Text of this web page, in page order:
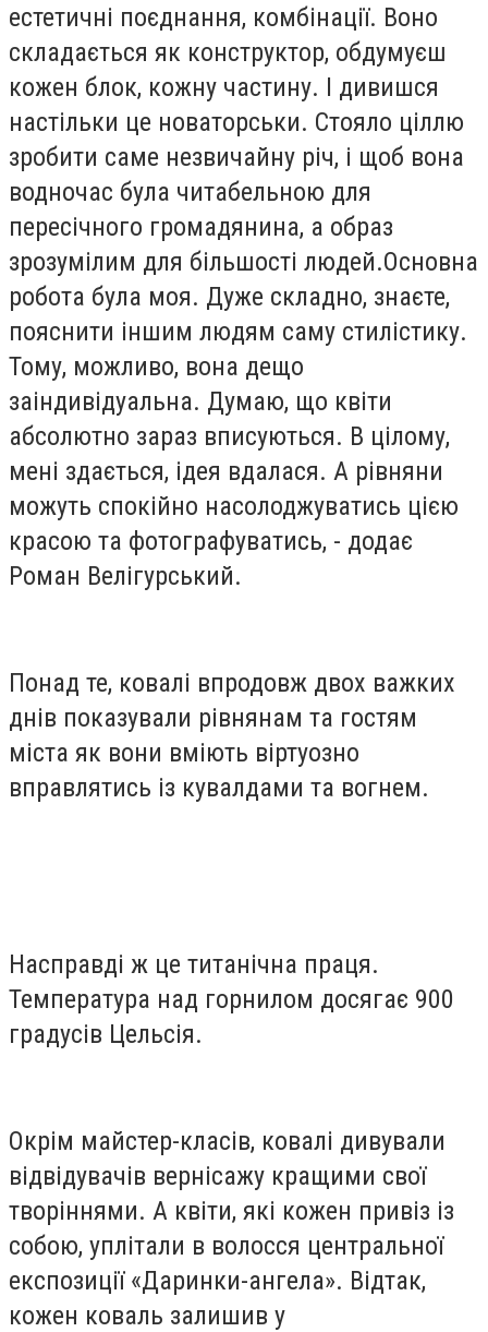
естетичні поєднання, комбінації. Воно
складається як конструктор, обдумуєш
кожен блок, кожну частину. І дивишся
настільки це новаторськи. Стояло ціллю
зробити саме незвичайну річ, і щоб вона
водночас була читабельною для
пересічного громадянина, а образ
зрозумілим для більшості людей.Основна
робота була моя. Дуже складно, знаєте,
пояснити іншим людям саму стилістику.
Тому, можливо, вона дещо
заіндивідуальна. Думаю, що квіти
абсолютно зараз вписуються. В цілому,
мені здається, ідея вдалася. А рівняни
можуть спокійно насолоджуватись цією
красою та фотографуватись, - додає
Роман Велігурський.
Понад те, ковалі впродовж двох важких
днів показували рівнянам та гостям
міста як вони вміють віртуозно
вправлятись із кувалдами та вогнем.
Насправді ж це титанічна праця.
Температура над горнилом досягає 900
градусів Цельсія.
Окрім майстер-класів, ковалі дивували
відвідувачів вернісажу кращими свої
творіннями. А квіти, які кожен привіз із
собою, уплітали в волосся центральної
експозиції «Даринки-ангела». Відтак,
кожен коваль залишив у